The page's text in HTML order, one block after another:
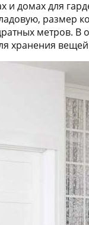
и домах для
размер
метров. В
хранения вещей